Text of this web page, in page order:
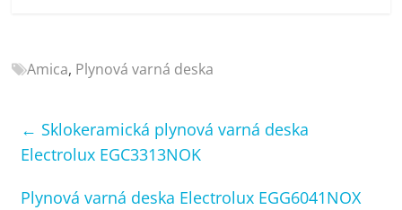
bazény
Amica, Plynová varná deska
← Sklokeramická plynová varná deska
Electrolux EGC3313NOK
Plynová varná deska Electrolux EGG6041NOX